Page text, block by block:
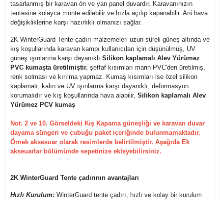
tasarlanmış bir karavan ön ve yan panel duvardır. Karavanınızın
tentesine kolayca monte edilebilir ve hızla açılıp kapanabilir. Ani hava
değişikliklerine karşı hazırlıklı olmanızı sağlar.
2K WinterGuard Tente çadırı malzemeleri uzun süreli güneş altında ve
kış koşullarında karavan kampı kullanıcıları için düşünülmüş, UV
güneş ışınlarına karşı dayanıklı Silikon kaplamalı Alev Yürümez
PVC kumaşta üretilmiştir. şeffaf kısımları marin PVC'den üretilmiş,
renk solması ve kırılma yapmaz. Kumaş kısımları ise özel silikon
kaplamalı, kalın ve UV ışınlarına karşı dayanıklı, deformasyon
korumalıdır ve kış koşullarında hava alabilir, Silikon kaplamalı Alev
Yürümez PCV kumaş
Not. 2 ve 10. Görseldeki Kış Kapama güneşliği ve karavan duvar
dayama süngeri ve çubuğu paket içeriğinde bulunmamaktadır.
Örnek aksesuar olarak resimlerde belirtilmiştir. Aşağıda Ek
akseuarlar bölümünde sepetinize ekleyebilirsiniz.
2K WinterGuard Tente çadırının avantajları
Hızlı Kurulum: WinterGuard tente çadırı, hızlı ve kolay bir kurulum